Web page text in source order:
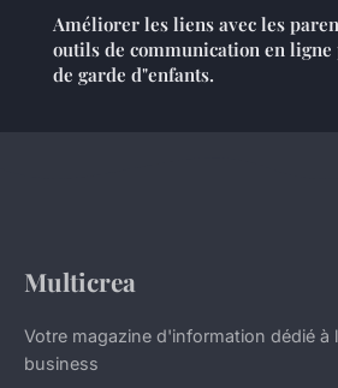
Améliorer les liens avec les
outils de communication en ligne
de garde d"enfants.
Multicrea
Votre magazine d'information dédié à
business